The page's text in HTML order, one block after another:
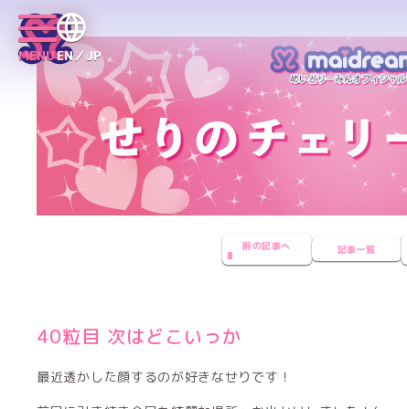
MENUEN／JP
前の記事へ 記事一覧
40粒目 次はどこいっか
最近透かした顔するのが好きなせりです！